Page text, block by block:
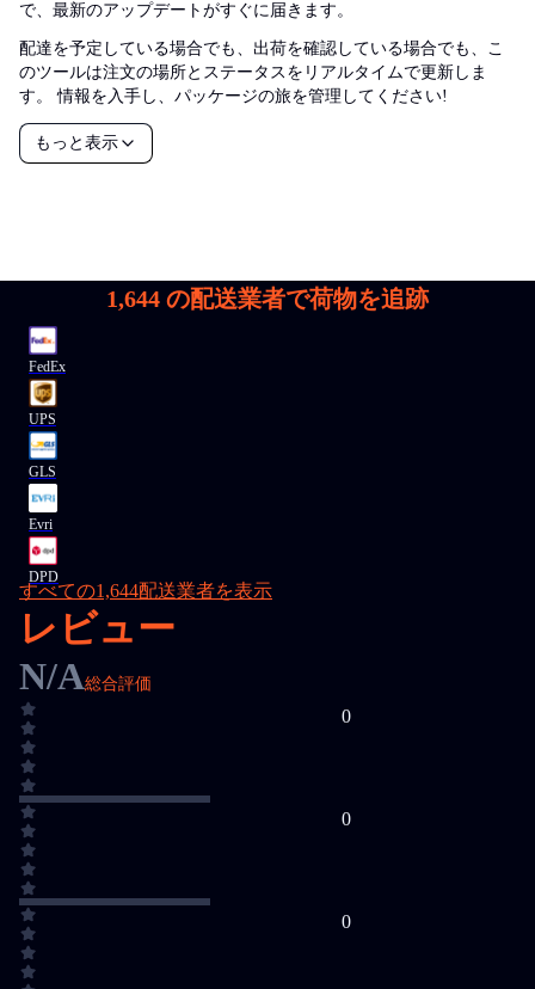
で、最新のアップデートがすぐに届きます。
配達を予定している場合でも、出荷を確認している場合でも、こ
のツールは注文の場所とステータスをリアルタイムで更新しま
す。 情報を入手し、パッケージの旅を管理してください!
もっと表示
1,644 の配送業者で荷物を追跡
FedEx
UPS
GLS
Evri
DPD
すべての1,644配送業者を表示
レビュー
N/A総合評価
0
0
0